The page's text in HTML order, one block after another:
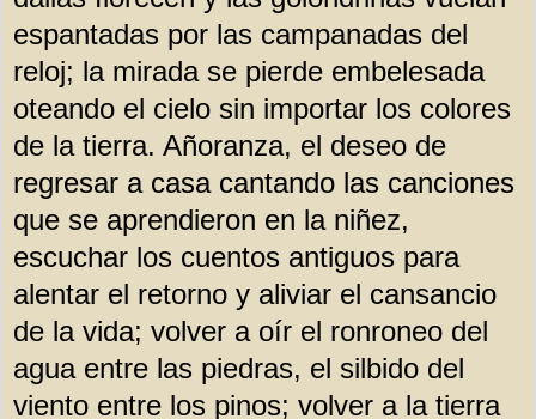
espantadas por las campanadas del
reloj; la mirada se pierde embelesada
oteando el cielo sin importar los colores
de la tierra. Añoranza, el deseo de
regresar a casa cantando las canciones
que se aprendieron en la niñez,
escuchar los cuentos antiguos para
alentar el retorno y aliviar el cansancio
de la vida; volver a oír el ronroneo del
agua entre las piedras, el silbido del
viento entre los pinos; volver a la tierra